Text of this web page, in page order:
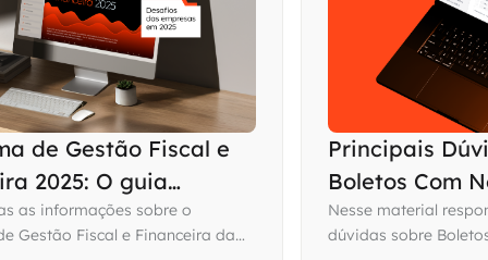
de Gestão Fiscal e
2025: O guia
para o backoffice
as informações sobre o
Gestão Fiscal e Financeira da
Principais
Boletos Com
Nesse material
dúvidas sobre